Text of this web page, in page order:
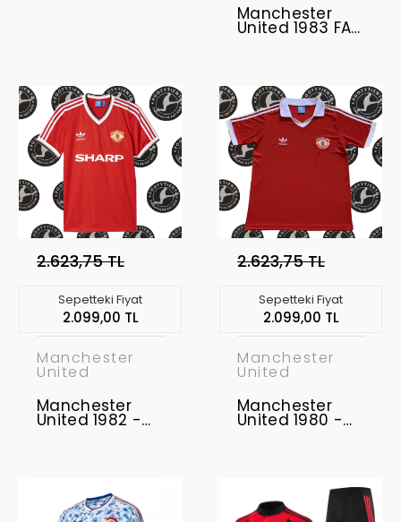
Manchester
United 1983 FA
2.623,75 TL
Sepetteki Fiyat
2.099,00 TL
Manchester
United
Manchester
United 1982 -
2.623,75 TL
Sepetteki Fiyat
2.099,00 TL
Manchester
United
Manchester
United 1980 -